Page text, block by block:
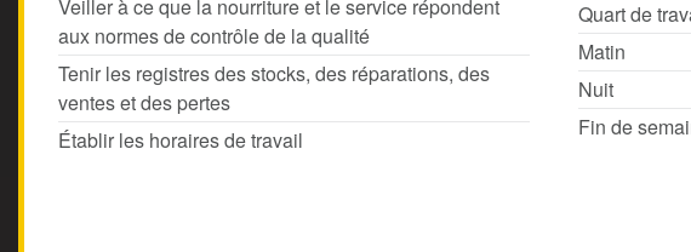
Veiller à ce que la nourriture et le service répondent
aux normes de contrôle de la qualité
Tenir les registres des stocks, des réparations, des
ventes et des pertes
Établir les horaires de travail
Quart de
Matin
Nuit
Fin de